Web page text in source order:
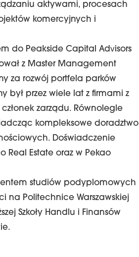
aktywami, procesach
komercyjnych i
do Peakside Capital Advisors
z Master Management
za rozwój portfela parków
był przez wiele lat z firmami z
zarządu. Równolegle
kompleksowe doradztwo
Doświadczenie
Real Estate oraz w Pekao
studiów podyplomowych
na Politechnice Warszawskiej
Szkoły Handlu i Finansów